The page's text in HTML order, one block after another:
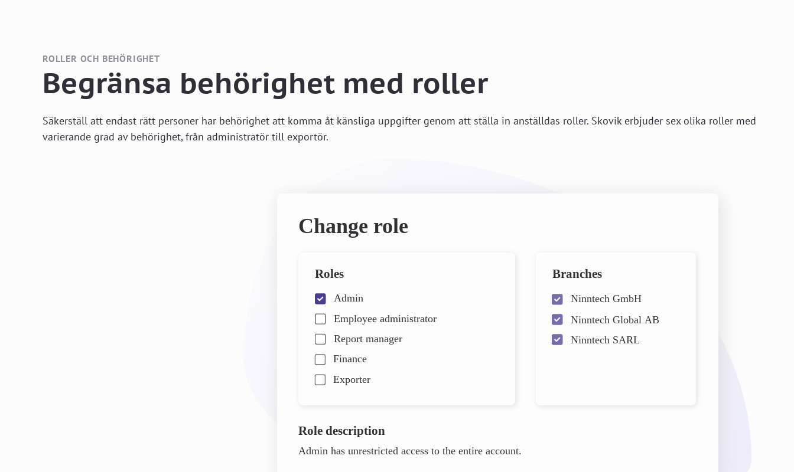
ROLLER OCH BEHÖRIGHET
Begränsa behörighet med roller
Säkerställ att endast rätt personer har behörighet att komma åt känsliga uppgifter genom att ställa in anställdas roller. Skovik erbjuder sex olika roller med
varierande grad av behörighet, från administratör till exportör.